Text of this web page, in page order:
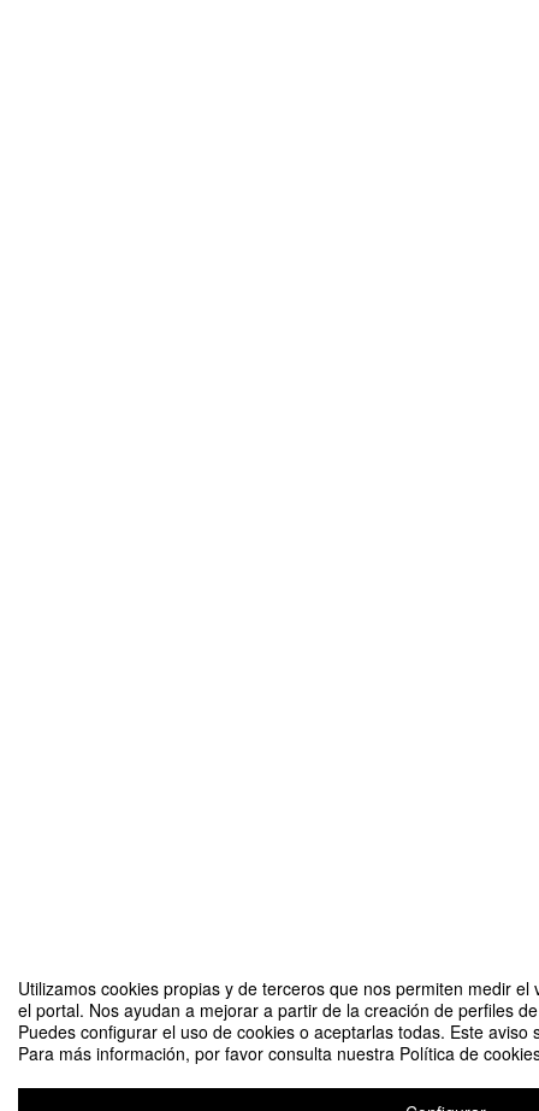
Utilizamos cookies propias y de terceros que nos permiten medir
el portal. Nos ayudan a mejorar a partir de la creación de perfiles
Puedes configurar el uso de cookies o aceptarlas todas. Este
Para más información, por favor consulta nuestra Política de